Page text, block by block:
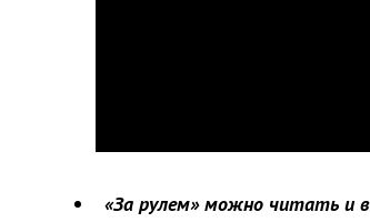
«За рулем» можно читать и в